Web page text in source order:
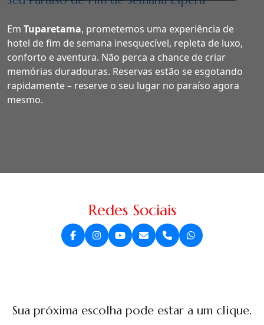
Em Tuparetama, prometemos uma experiência de
hotel de fim de semana inesquecível, repleta de luxo,
conforto e aventura. Não perca a chance de criar
memórias duradouras. Reservas estão se esgotando
rapidamente – reserve o seu lugar no paraíso agora
mesmo.
Redes Sociais
Sua próxima escolha pode estar a um clique.